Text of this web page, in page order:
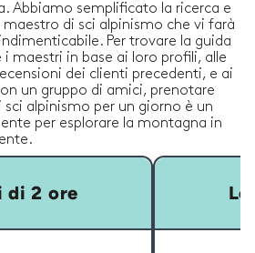
Abbiamo semplificato la ricerca e
maestro di sci alpinismo che vi farà
Per trovare la guida
maestri in base ai loro profili, alle
dei clienti precedenti, e ai
un gruppo di amici, prenotare
alpinismo per un giorno è un
per esplorare la montagna in
di 2 ore